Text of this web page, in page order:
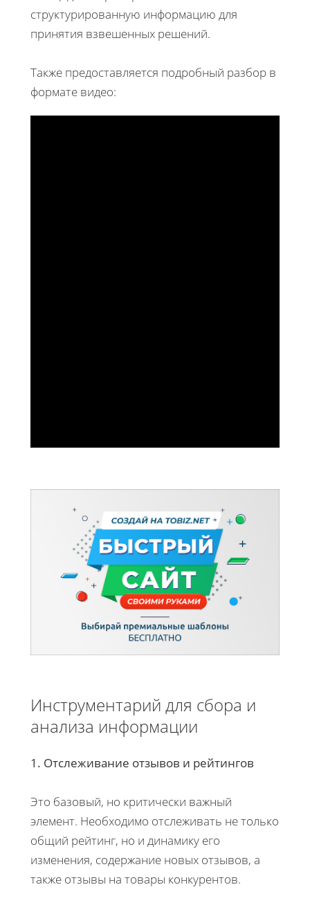
структурированную информацию для
принятия взвешенных решений.
Также предоставляется подробный разбор в
формате видео:
Инструментарий для сбора и
анализа информации
1. Отслеживание отзывов и рейтингов
Это базовый, но критически важный
элемент. Необходимо отслеживать не только
общий рейтинг, но и динамику его
изменения, содержание новых отзывов, а
также отзывы на товары конкурентов.